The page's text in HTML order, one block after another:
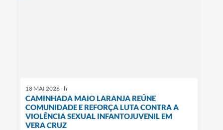
18 MAI 2026 - h
CAMINHADA MAIO LARANJA REÚNE
COMUNIDADE E REFORÇA LUTA CONTRA A
VIOLÊNCIA SEXUAL INFANTOJUVENIL EM
VERA CRUZ